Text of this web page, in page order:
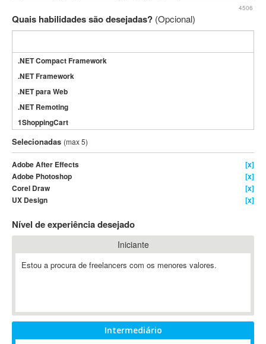
4506
Quais habilidades são desejadas? (Opcional)
.NET Compact Framework
.NET Framework
.NET para Web
.NET Remoting
1ShoppingCart
3DS Max
3GSM
4D Dimension
802.11
A&P
A2Billing
Ab Initio
ABIS
AbleCommerce
Selecionadas (max 5)
Adobe After Effects
[x]
Adobe Photoshop
[x]
Corel Draw
[x]
UX Design
[x]
Nível de experiência desejado
Iniciante
Estou a procura de freelancers com os menores valores.
Intermediário